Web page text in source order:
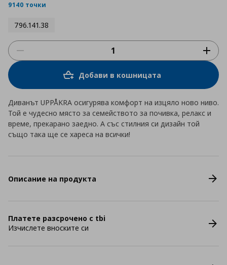
9140 точки
796.141.38
Добави в кошницата
Диванът UPPÅKRA осигурява комфорт на изцяло ново ниво.
Той е чудесно място за семейството за почивка, релакс и
време, прекарано заедно. А със стилния си дизайн той
също така ще се хареса на всички!
Описание на продукта
Платете разсрочено с tbi
Изчислете вноските си